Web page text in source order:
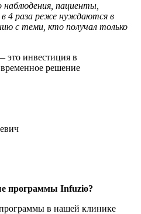
пациенты,
в 4 раза реже нуждаются в
с теми, кто получал только
инвестиция в
решение
программы Infuzio?
в нашей клинике